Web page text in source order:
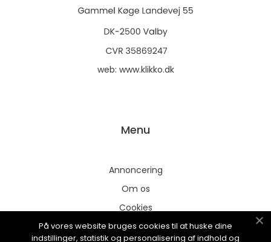
web: www.klikko.dk
Menu
Annoncering
Om os
Cookies
Kontakt os
På vores website bruges cookies til at huske dine
indstillinger, statistik og personalisering af indhold og